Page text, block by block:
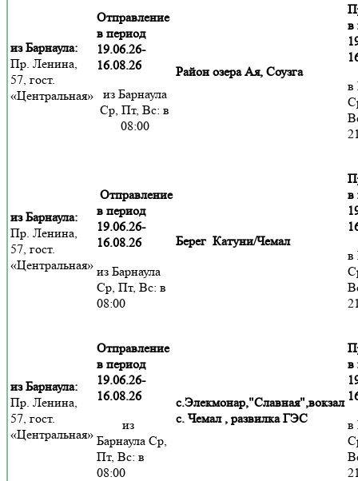
из Барнаула:
Пр. Ленина,
57, гост.
«Центральная»
Отправление
в период
19.06.26-
16.08.26
из Барнаула
Ср, Пт, Вс: в
08:00
Район озера Ая, Соузга
в
в
из Барнаула:
Пр. Ленина,
57, гост.
«Центральная»
Отправление
в период
19.06.26-
16.08.26
из Барнаула
Ср, Пт, Вс: в
08:00
Берег Катуни/Чемал
в
в
из Барнаула:
Пр. Ленина,
57, гост.
«Центральная»
Отправление
в период
19.06.26-
16.08.26
из
Барнаула Ср,
Пт, Вс: в
08:00
с.Элекмонар,"Славная",вокзал
с. Чемал , развилка ГЭС
в
в